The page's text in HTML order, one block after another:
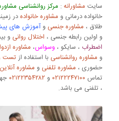
سایت مشاورانه : مرکز روانشناسی
خانواده درمانی و مشاوره خانوادهدر
طلاق ، مشاوره جنسی و آموزش های
و اولین رابطه جنسی ، اختلال روانی و
اضطراب ، سایکو ، وسواس، مشاوره
و مشاوره روانشناسی با استفاده ازتست
حضوری ، مشاوره تلفنی و مشاوره آنلاین
تماس ۰۲۱۲۲۲۴۷۱۰۰ و ۰۲۱۲۲۳۵۴۲۸۲
، تلفنی می باشد.